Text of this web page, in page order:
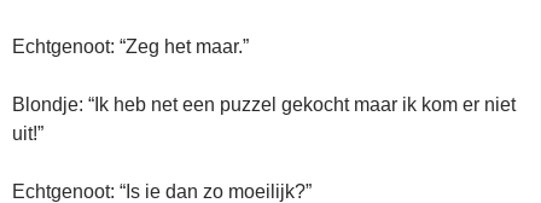
Echtgenoot: “Zeg het maar.”
Blondje: “Ik heb net een puzzel gekocht maar ik kom er niet
uit!”
Echtgenoot: “Is ie dan zo moeilijk?”